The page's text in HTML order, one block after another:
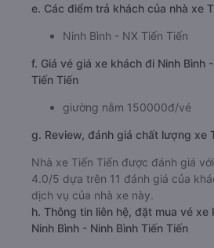
e. Các điểm trả khách của nhà xe
Ninh Bình - NX Tiến Tiến
f. Giá vé giá xe khách đi Ninh Bình
Tiến Tiến
giường nằm 150000đ/vé
g. Review, đánh giá chất lượng xe
Nhà xe Tiến Tiến được đánh giá
4.0/5 dựa trên 11 đánh giá của
dịch vụ của nhà xe này.
h. Thông tin liên hệ, đặt mua vé xe
Ninh Bình - Ninh Bình Tiến Tiến